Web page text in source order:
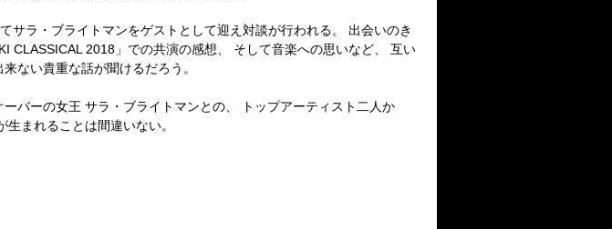
ラ・ブライトマンをゲストとして迎え対談が行われる。 出会いのき
CLASSICAL 2018」での共演の感想、 そして音楽への思いなど、 互い
ない貴重な話が聞けるだろう。
バーの女王 サラ・ブライトマンとの、 トップアーティスト二人か
まれることは間違いない。